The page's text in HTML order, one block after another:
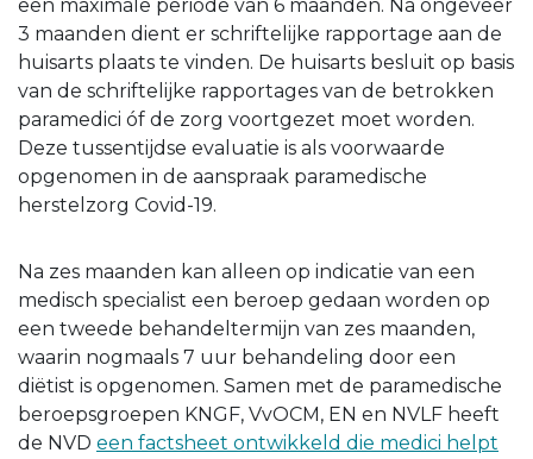
een maximale periode van 6 maanden. Na ongeveer
3 maanden dient er schriftelijke rapportage aan de
huisarts plaats te vinden. De huisarts besluit op basis
van de schriftelijke rapportages van de betrokken
paramedici óf de zorg voortgezet moet worden.
Deze tussentijdse evaluatie is als voorwaarde
opgenomen in de aanspraak paramedische
herstelzorg Covid-19.
Na zes maanden kan alleen op indicatie van een
medisch specialist een beroep gedaan worden op
een tweede behandeltermijn van zes maanden,
waarin nogmaals 7 uur behandeling door een
diëtist is opgenomen. Samen met de paramedische
beroepsgroepen KNGF, VvOCM, EN en NVLF heeft
de NVD een factsheet ontwikkeld die medici helpt